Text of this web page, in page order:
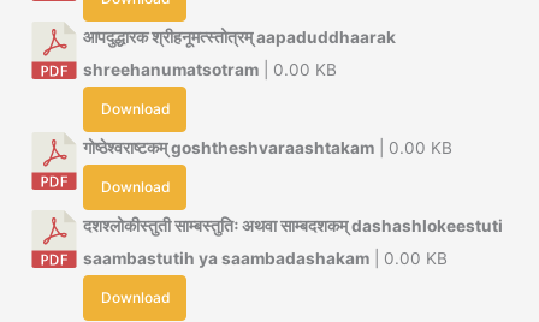
आपदुद्धारक श्रीहनूमत्स्तोत्रम् aapaduddhaarak
shreehanumatsotram | 0.00 KB
Download
गोष्ठेश्वराष्टकम् goshtheshvaraashtakam | 0.00 KB
Download
दशश्लोकीस्तुती साम्बस्तुतिः अथवा साम्बदशकम् dashashlokeestuti
saambastutih ya saambadashakam | 0.00 KB
Download